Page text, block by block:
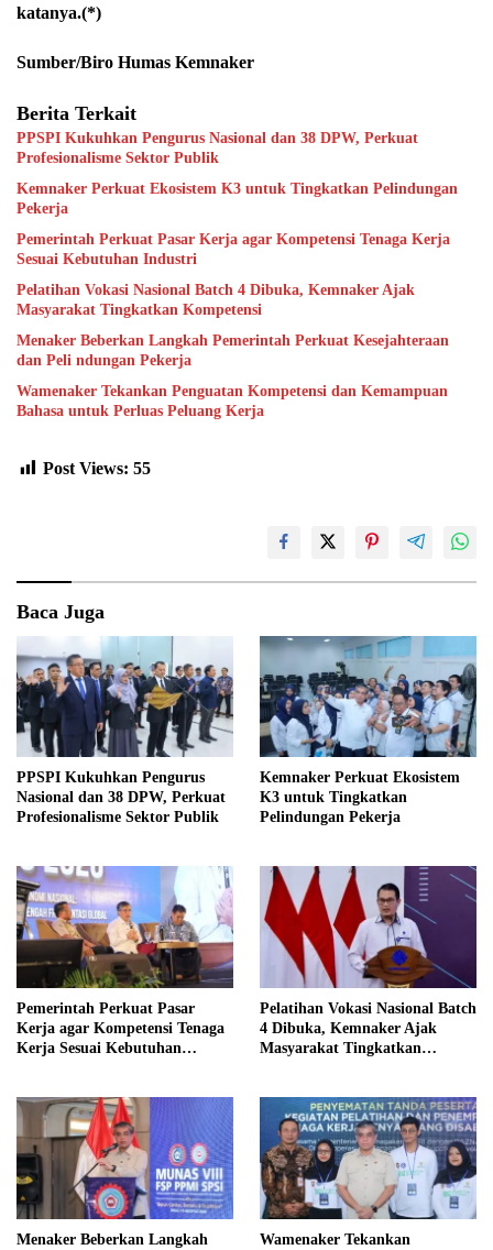
katanya.(*)
Sumber/Biro Humas Kemnaker
Berita Terkait
PPSPI Kukuhkan Pengurus Nasional dan 38 DPW, Perkuat
Profesionalisme Sektor Publik
Kemnaker Perkuat Ekosistem K3 untuk Tingkatkan Pelindungan
Pekerja
Pemerintah Perkuat Pasar Kerja agar Kompetensi Tenaga Kerja
Sesuai Kebutuhan Industri
Pelatihan Vokasi Nasional Batch 4 Dibuka, Kemnaker Ajak
Masyarakat Tingkatkan Kompetensi
Menaker Beberkan Langkah Pemerintah Perkuat Kesejahteraan
dan Peli ndungan Pekerja
Wamenaker Tekankan Penguatan Kompetensi dan Kemampuan
Bahasa untuk Perluas Peluang Kerja
Post Views: 55
Baca Juga
PPSPI Kukuhkan Pengurus
Nasional dan 38 DPW, Perkuat
Profesionalisme Sektor Publik
Kemnaker Perkuat Ekosistem
K3 untuk Tingkatkan
Pelindungan Pekerja
Pemerintah Perkuat Pasar
Kerja agar Kompetensi Tenaga
Kerja Sesuai Kebutuhan
Pelatihan Vokasi Nasional Batch
4 Dibuka, Kemnaker Ajak
Masyarakat Tingkatkan
Menaker Beberkan Langkah Wamenaker Tekankan